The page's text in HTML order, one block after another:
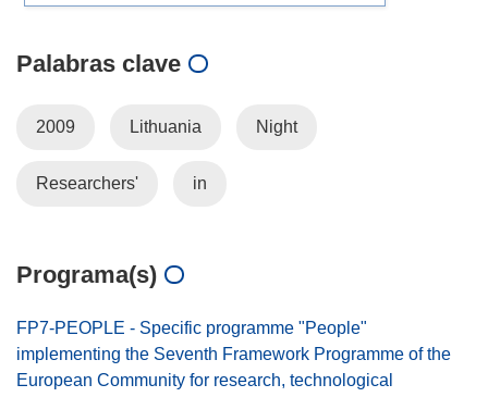
Palabras clave
2009 Lithuania Night
Researchers' in
Programa(s)
FP7-PEOPLE - Specific programme "People"
implementing the Seventh Framework Programme of the
European Community for research, technological